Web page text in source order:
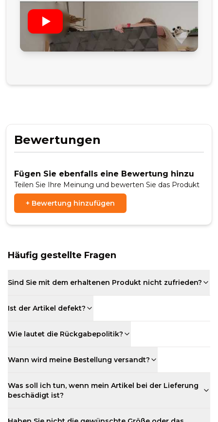
Bewertungen
Fügen Sie ebenfalls eine Bewertung hinzu
Teilen Sie Ihre Meinung und bewerten Sie das Produkt
+ Bewertung hinzufügen
Häufig gestellte Fragen
Sind Sie mit dem erhaltenen Produkt nicht zufrieden?
Ist der Artikel defekt?
Wie lautet die Rückgabepolitik?
Wann wird meine Bestellung versandt?
Was soll ich tun, wenn mein Artikel bei der Lieferung
beschädigt ist?